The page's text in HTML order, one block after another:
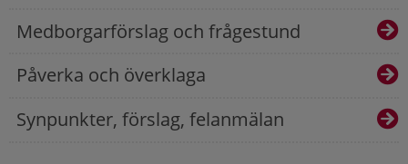
Medborgarförslag och frågestund
Påverka och överklaga
Synpunkter, förslag, felanmälan